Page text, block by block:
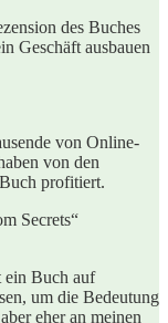
des Buches
Geschäft ausbauen
von Online-
von den
profitiert.
Secrets“
ein Buch auf
um die Bedeutung
eher an meinen